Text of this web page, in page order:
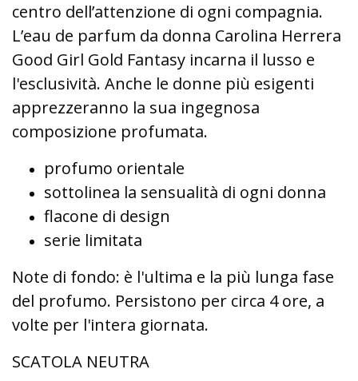
centro dell’attenzione di ogni compagnia.
L’eau de parfum da donna Carolina Herrera
Good Girl Gold Fantasy incarna il lusso e
l'esclusività. Anche le donne più esigenti
apprezzeranno la sua ingegnosa
composizione profumata.
profumo orientale
sottolinea la sensualità di ogni donna
flacone di design
serie limitata
Note di fondo: è l'ultima e la più lunga fase
del profumo. Persistono per circa 4 ore, a
volte per l'intera giornata.
SCATOLA NEUTRA